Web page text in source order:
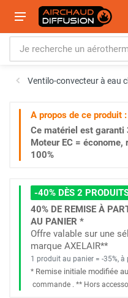
Ventilo-convecteur à eau
A propos de ce produit :
Ce matériel est garanti
Moteur EC =
100%
-40% DÈS 2
40% DE REMISE À
AU PANIER *
Offre valable sur une
marque AXELAIR**
1 produit au panier = -35%,
* Remise initiale modifiée
commande . ** Hors